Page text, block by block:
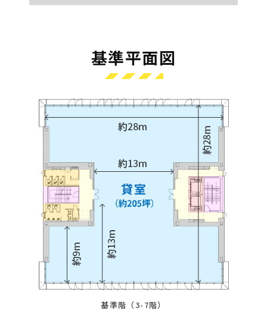
基準平面図
基準階（3-7階）